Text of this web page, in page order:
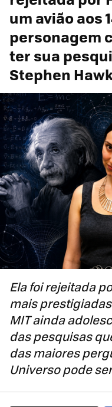
um avião aos
personagem
ter sua
Stephen
Ela foi rejeitada
mais
MIT ainda
das pesquisas
das maiores
Universo pode